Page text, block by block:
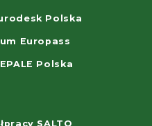
Polska
Europass
Polska
SALTO